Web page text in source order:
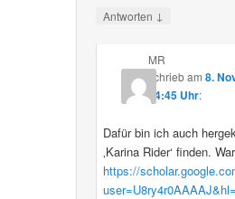
Antworten ↓
MR
schriebam 8.
14:45 Uhr:
Dafür bin ich auch
‚Karina Rider‘ finden.
https://